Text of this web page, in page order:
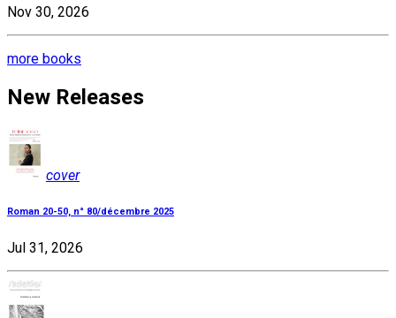
Nov 30, 2026
more books
New Releases
cover
Roman 20-50, n° 80/décembre 2025
Jul 31, 2026